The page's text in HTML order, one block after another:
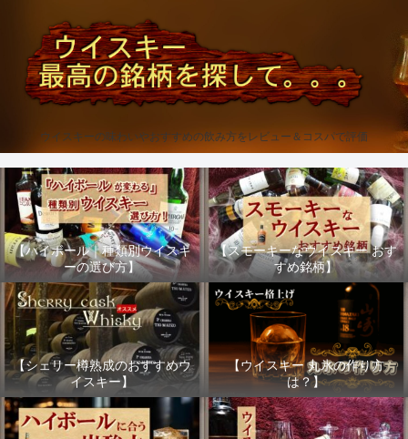
ウイスキーの味わいやおすすめの飲み方をレビュー＆コスパで評価
【ハイボール｜種類別ウイスキ
ーの選び方】
【スモーキーなウイスキー おす
すめ銘柄】
【シェリー樽熟成のおすすめウ
イスキー】
【ウイスキー 丸氷の作り方
は？】